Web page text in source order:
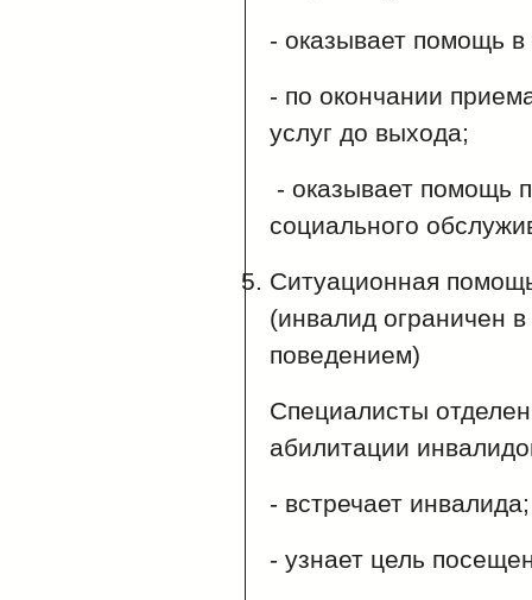
- оказывает помощь
- по окончании
услуг до выхода;
- оказывает помощь
социального
Ситуационная
(инвалид ограничен
поведением)
Специалисты
абилитации
- встречает инвалида;
- узнает цель